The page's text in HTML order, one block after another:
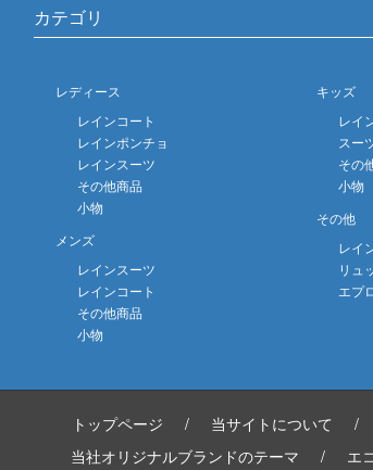
カテゴリ
レディース
レインコート
レインポンチョ
レインスーツ
その他商品
小物
メンズ
レインスーツ
レインコート
その他商品
小物
キッズ
レイ
スー
その
小物
その他
レイ
リュ
エプ
トップページ / 当サイトについて /
当社オリジナルブランドのテーマ
/ エ